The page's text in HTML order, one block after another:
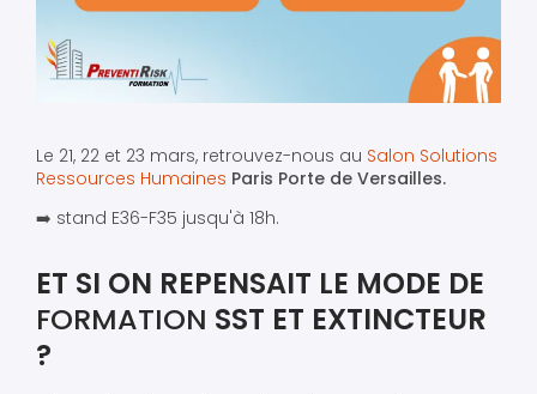
Le 21, 22 et 23 mars, retrouvez-nous au Salon Solutions
Ressources Humaines Paris Porte de Versailles.
➡️ stand E36-F35 jusqu'à 18h.
ET SI ON REPENSAIT LE MODE DE
FORMATION SST ET EXTINCTEUR
?